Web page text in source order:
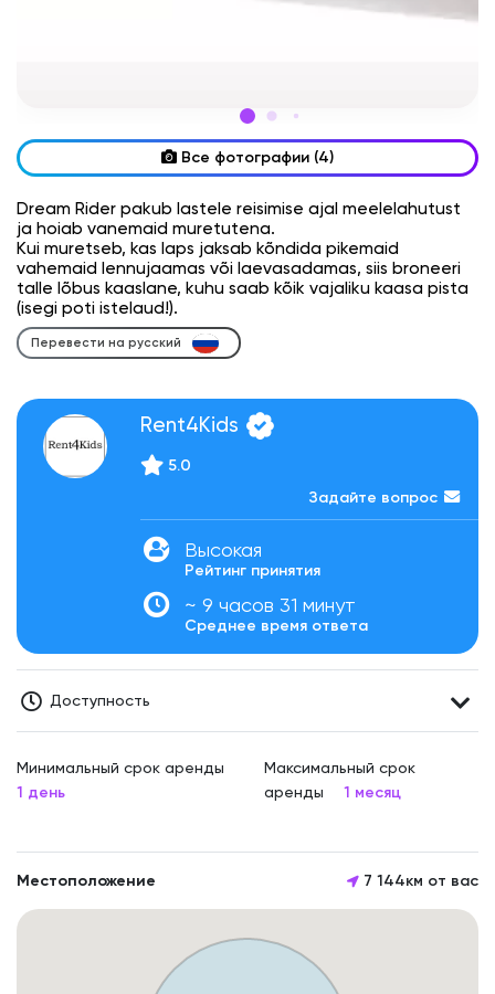
Все фотографии (4)
Dream Rider pakub lastele reisimise ajal meelelahutust
ja hoiab vanemaid muretutena.
Kui muretseb, kas laps jaksab kõndida pikemaid
vahemaid lennujaamas või laevasadamas, siis broneeri
talle lõbus kaaslane, kuhu saab kõik vajaliku kaasa pista
(isegi poti istelaud!).
Перевести на русский
Rent4Kids
5.0
Задайте вопрос
Высокая
Рейтинг принятия
~ 9 часов 31 минут
Среднее время ответа
Доступность
Минимальный срок аренды
1 день
Максимальный срок
аренды
1 месяц
Местоположение 7 144км от вас